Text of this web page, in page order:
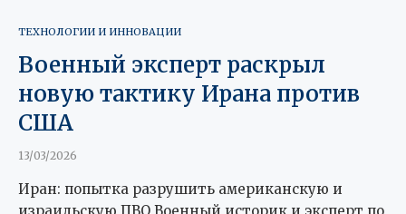
ТЕХНОЛОГИИ И ИННОВАЦИИ
Военный эксперт раскрыл
новую тактику Ирана против
США
13/03/2026
Иран: попытка разрушить американскую и